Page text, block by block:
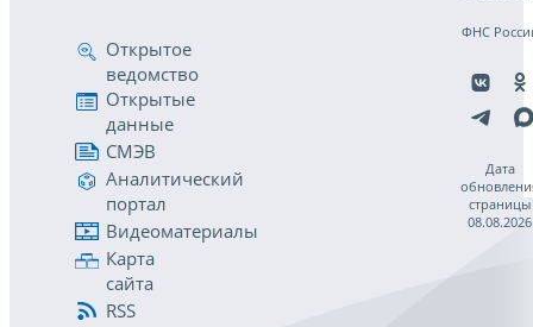
Открытое
ведомство
Открытые
данные
СМЭВ
Аналитический
портал
Видеоматериалы
Карта
сайта
RSS
ФНС
Дата
страницы
08.08.2026